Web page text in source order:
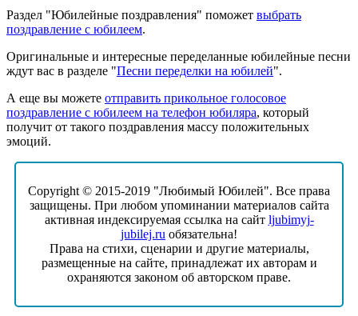
Раздел "Юбилейные поздравления" поможет выбрать
поздравление с юбилеем.
Оригинальные и интересные переделанные юбилейные песни
ждут вас в разделе "Песни переделки на юбилей".
А еще вы можете отправить прикольное голосовое
поздравление с юбилеем на телефон юбиляра, который
получит от такого поздравления массу положительных
эмоций.
Copyright © 2015-2019 "Любимый Юбилей". Все права
защищены. При любом упоминании материалов сайта
активная индексируемая ссылка на сайт ljubimyj-
jubilej.ru обязательна!
Права на стихи, сценарии и другие материалы,
размещенные на сайте, принадлежат их авторам и
охраняются законом об авторском праве.